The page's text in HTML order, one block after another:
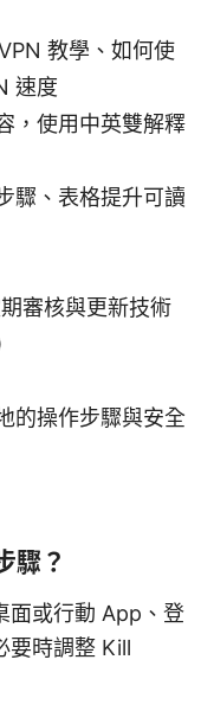
教學、如何使
速度
，使用中英雙解釋
驟、表格提升可讀
審核與更新技術
的操作步驟與安全
驟？
面或行動 App、登
要時調整 Kill